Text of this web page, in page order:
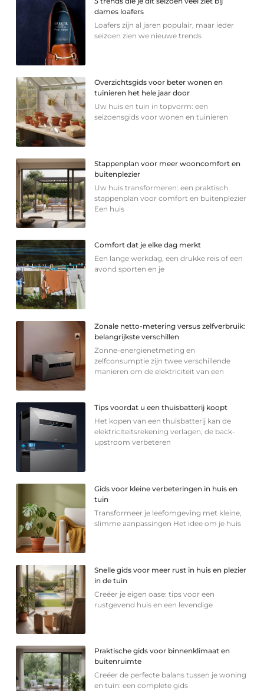
dames loafers
Loafers zijn al jaren populair, maar ieder
seizoen zien we nieuwe trends
Overzichtsgids voor beter wonen en
tuinieren het hele jaar door
Uw huis en tuin in topvorm: een
seizoensgids voor wonen en tuinieren
Stappenplan voor meer wooncomfort en
buitenplezier
Uw huis transformeren: een praktisch
stappenplan voor comfort en buitenplezier
Een huis
Comfort dat je elke dag merkt
Een lange werkdag, een drukke reis of een
avond sporten en je
Zonale netto-metering versus zelfverbruik:
belangrijkste verschillen
Zonne-energienetmeting en
zelfconsumptie zijn twee verschillende
manieren om de elektriciteit van een
Tips voordat u een thuisbatterij koopt
Het kopen van een thuisbatterij kan de
elektriciteitsrekening verlagen, de back-
upstroom verbeteren
Gids voor kleine verbeteringen in huis en
tuin
Transformeer je leefomgeving met kleine,
slimme aanpassingen Het idee om je huis
Snelle gids voor meer rust in huis en plezier
in de tuin
Creëer je eigen oase: tips voor een
rustgevend huis en een levendige
Praktische gids voor binnenklimaat en
buitenruimte
Creëer de perfecte balans tussen je woning
en tuin: een complete gids